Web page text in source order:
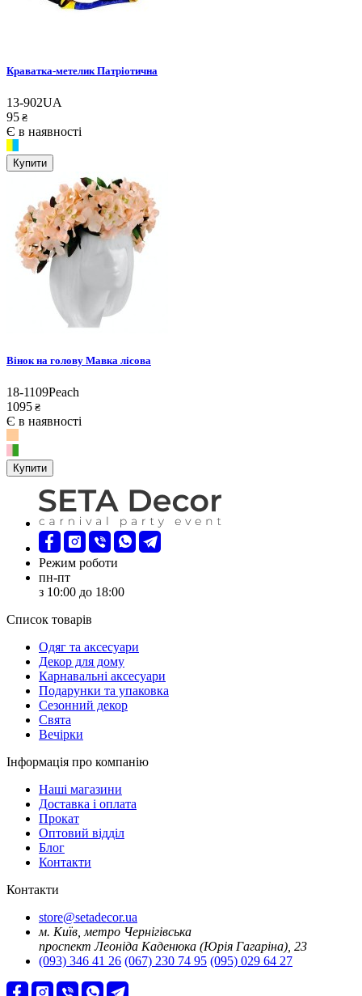
Краватка-метелик Патріотична
13-902UA
95 ₴
Є в наявності
Купити
Вінок на голову Мавка лісова
18-1109Peach
1095 ₴
Є в наявності
Купити
Режим роботи
пн-пт
з 10:00 до 18:00
Список товарів
Oдяг та аксесуари
Декор для дому
Карнавальні аксесуари
Подарунки та упаковка
Сезонний декор
Свята
Вечірки
Інформація про компанію
Наші магазини
Доставка і оплата
Прокат
Оптовий відділ
Блог
Контакти
Контакти
store@setadecor.ua
м. Київ, метро Чернігівська
проспект Леоніда Каденюка (Юрія Гагаріна), 23
(093) 346 41 26 (067) 230 74 95 (095) 029 64 27